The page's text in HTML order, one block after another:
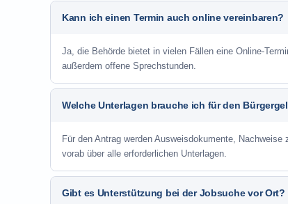
Kann ich einen Termin auch online vereinbaren?
Ja, die Behörde bietet in vielen Fällen eine Online-
außerdem offene Sprechstunden.
Welche Unterlagen brauche ich für den
Für den Antrag werden Ausweisdokumente,
vorab über alle erforderlichen Unterlagen.
Gibt es Unterstützung bei der Jobsuche vor Ort?